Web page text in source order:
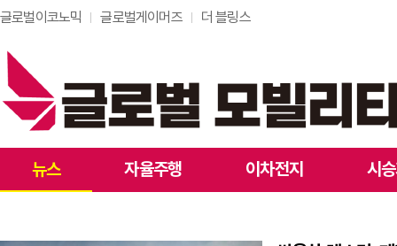
글로벌이코노믹 글로벌게이머즈 더 블링스
뉴스 자율주행 이차전지 시